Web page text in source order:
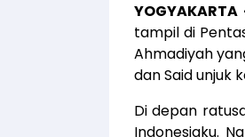
YOGYAKARTA
tampil di
Ahmadiyah
dan Said unjuk
Di depan
Indonesiaku.